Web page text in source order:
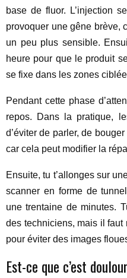
base de fluor. L’injection
provoquer une gêne brève,
un peu plus sensible.
heure pour que le produit
se fixe dans les zones
Pendant cette phase
repos. Dans la pratique,
d’éviter de parler, de
car cela peut modifier la
Ensuite, tu t’allonges sur
scanner en forme de
une trentaine de minutes.
des techniciens, mais il
pour éviter des images
Est-ce que c’est